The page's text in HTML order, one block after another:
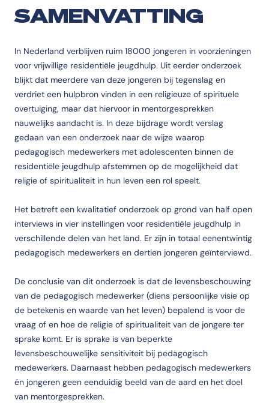
SAMENVATTING
In Nederland verblijven ruim 18000 jongeren in voorzieningen
voor vrijwillige residentiële jeugdhulp. Uit eerder onderzoek
blijkt dat meerdere van deze jongeren bij tegenslag en
verdriet een hulpbron vinden in een religieuze of spirituele
overtuiging, maar dat hiervoor in mentorgesprekken
nauwelijks aandacht is. In deze bijdrage wordt verslag
gedaan van een onderzoek naar de wijze waarop
pedagogisch medewerkers met adolescenten binnen de
residentiële jeugdhulp afstemmen op de mogelijkheid dat
religie of spiritualiteit in hun leven een rol speelt.
Het betreft een kwalitatief onderzoek op grond van half open
interviews in vier instellingen voor residentiële jeugdhulp in
verschillende delen van het land. Er zijn in totaal eenentwintig
pedagogisch medewerkers en dertien jongeren geïnterviewd.
De conclusie van dit onderzoek is dat de levensbeschouwing
van de pedagogisch medewerker (diens persoonlijke visie op
de betekenis en waarde van het leven) bepalend is voor de
vraag of en hoe de religie of spiritualiteit van de jongere ter
sprake komt. Er is sprake is van beperkte
levensbeschouwelijke sensitiviteit bij pedagogisch
medewerkers. Daarnaast hebben pedagogisch medewerkers
én jongeren geen eenduidig beeld van de aard en het doel
van mentorgesprekken.